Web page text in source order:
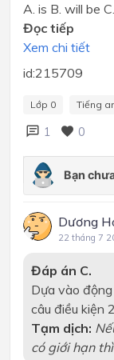
A. is B. will be
Đọc tiếp
Xem chi tiết
id:215709
Lớp 0 Tiếng
1 0
Dương
22 tháng 7
Đáp án C.
Dựa vào
câu điều kiện
Tạm dịch:
có giới hạn